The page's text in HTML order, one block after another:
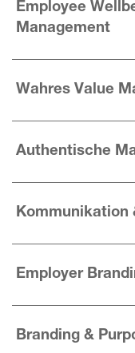
Employee
Management
Wahres Value
Authentische
Kommunikation
Employer
Branding &